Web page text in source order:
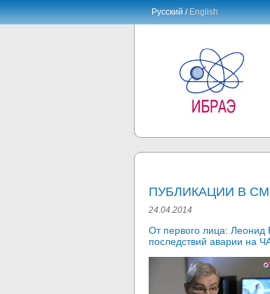
Русский /English
ПУБЛИКАЦИИ В
24.04.2014
От первого лица: Леонид
последствий аварии на